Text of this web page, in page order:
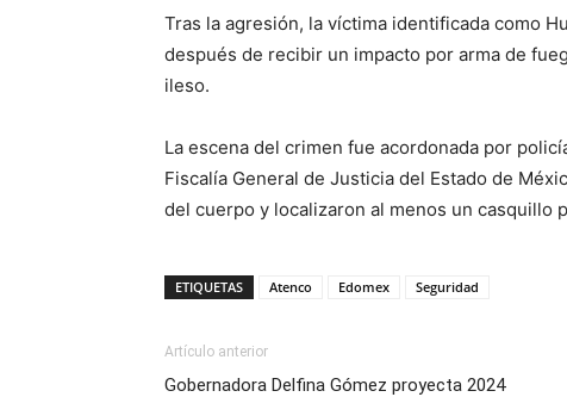
Tras la agresión, la víctima identificada como
después de recibir un impacto por arma de
ileso.
La escena del crimen fue acordonada por
Fiscalía General de Justicia del Estado de
del cuerpo y localizaron al menos un casquillo
ETIQUETAS Atenco Edomex Seguridad
Artículo anterior
Gobernadora Delfina Gómez proyecta 2024